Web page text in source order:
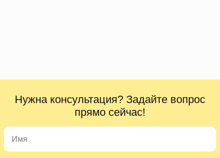
Нужна консультация? Задайте вопрос
прямо сейчас!